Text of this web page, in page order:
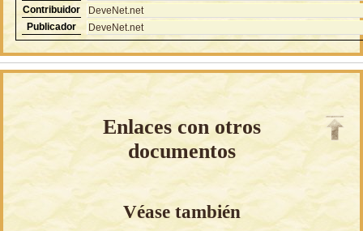
Contribuidor
DeveNet.net
Publicador
DeveNet.net
Enlaces con otros
documentos
Véase también